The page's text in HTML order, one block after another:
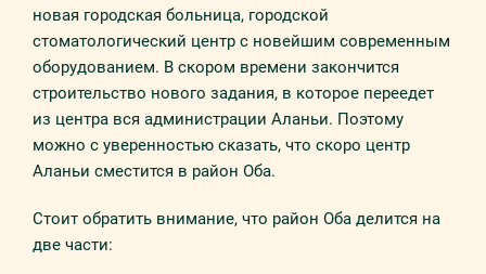
новая городская больница, городской
стоматологический центр с новейшим современным
оборудованием. В скором времени закончится
строительство нового задания, в которое переедет
из центра вся администрации Аланьи. Поэтому
можно с уверенностью сказать, что скоро центр
Аланьи сместится в район Оба.
Стоит обратить внимание, что район Оба делится на
две части: